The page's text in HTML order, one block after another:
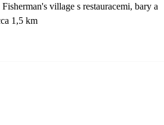
village s restauracemi, bary a
1,5 km